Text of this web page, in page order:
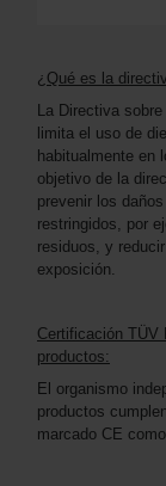
¿Qué es la
La Directiva
limita el uso de
habitualmente en
objetivo de la
prevenir los
restringidos, por
residuos, y
exposición.
Certificación TÜV
productos:
El organismo
productos
marcado CE